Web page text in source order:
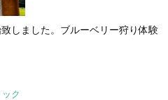
しました。ブルーベリー狩り体験
ク